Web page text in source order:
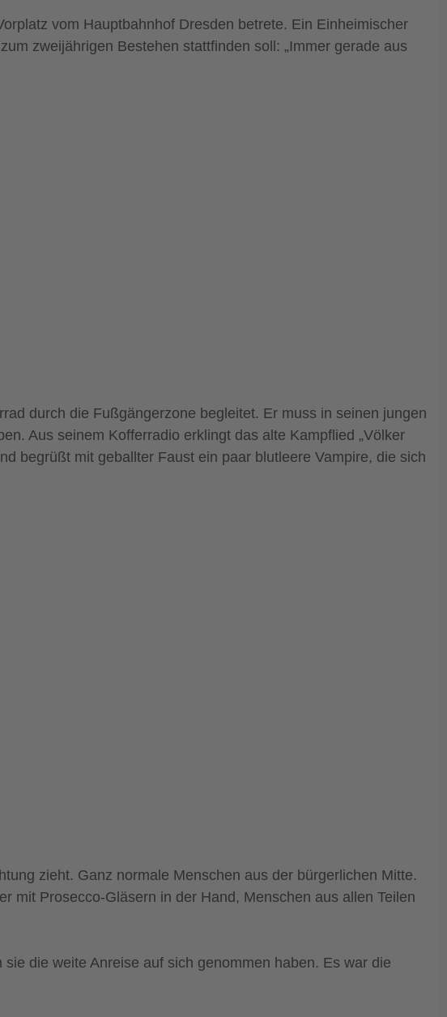
vom Hauptbahnhof Dresden betrete. Ein Einheimischer
zweijährigen Bestehen stattfinden soll: „Immer gerade aus
durch die Fußgängerzone begleitet. Er muss in seinen jungen
Aus seinem Kofferradio erklingt das alte Kampflied „Völker
begrüßt mit geballter Faust ein paar blutleere Vampire, die sich
zieht. Ganz normale Menschen aus der bürgerlichen Mitte.
mit Prosecco-Gläsern in der Hand, Menschen aus allen Teilen
die weite Anreise auf sich genommen haben. Es war die